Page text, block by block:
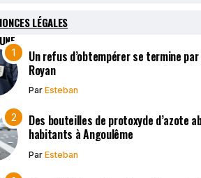
LÉGALES
Un refus d’obtempérer se termine
Royan
Par Esteban
Des bouteilles de protoxyde d’azote
habitants à Angoulême
Par Esteban